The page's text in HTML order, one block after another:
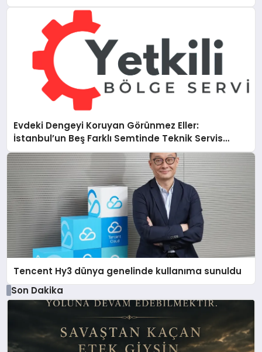
Evdeki Dengeyi Koruyan Görünmez Eller:
İstanbul’un Beş Farklı Semtinde Teknik Servis
Gerçeği
Tencent Hy3 dünya genelinde kullanıma sunuldu
Son Dakika